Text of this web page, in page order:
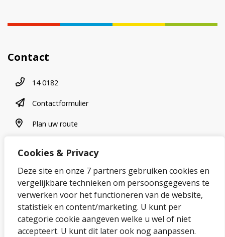
Cookies & Privacy
Deze site en onze 7 partners gebruiken cookies en
vergelijkbare technieken om persoonsgegevens te
verwerken voor het functioneren van de website,
statistiek en content/marketing. U kunt per
categorie cookie aangeven welke u wel of niet
accepteert. U kunt dit later ook nog aanpassen.
Contact
Telefoonnummer
14 0182
contactformulier
Contactformulier
plan uw route
Plan uw route
Over onze website
Sitemap
Privacybeleid en cookies
Cookies wijzigen